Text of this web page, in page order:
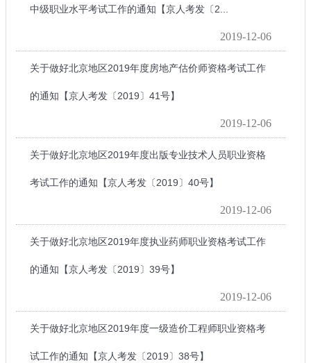
中级职业水平考试工作的通知【京人考发〔2...
2019-12-06
关于做好北京地区2019年度房地产估价师资格考试工作
的通知【京人考发〔2019〕41号】
2019-12-06
关于做好北京地区2019年度出版专业技术人员职业资格
考试工作的通知【京人考发〔2019〕40号】
2019-12-06
关于做好北京地区2019年度执业药师职业资格考试工作
的通知【京人考发〔2019〕39号】
2019-12-06
关于做好北京地区2019年度一级造价工程师职业资格考
试工作的通知【京人考发〔2019〕38号】